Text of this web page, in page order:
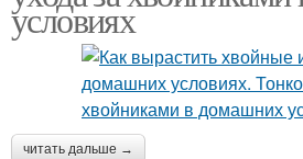
условиях
читать дальше →